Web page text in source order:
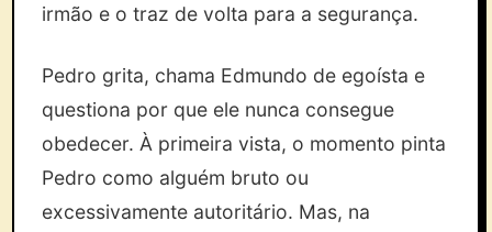
irmão e o traz de volta para a segurança.
Pedro grita, chama Edmundo de egoísta e
questiona por que ele nunca consegue
obedecer. À primeira vista, o momento pinta
Pedro como alguém bruto ou
excessivamente autoritário. Mas, na